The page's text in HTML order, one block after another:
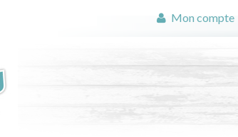
Mon compte